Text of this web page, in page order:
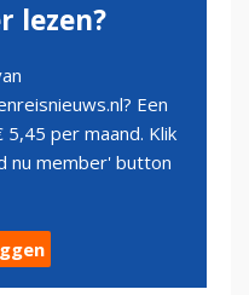
lezen?
Een
per maand. Klik
nu member' button